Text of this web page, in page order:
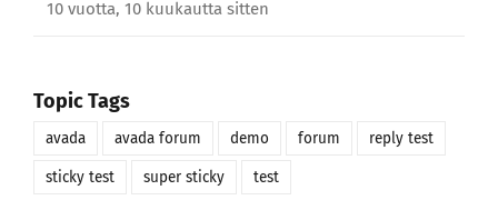
10 vuotta, 10 kuukautta sitten
Topic Tags
avada avada forum demo forum reply test
sticky test super sticky test